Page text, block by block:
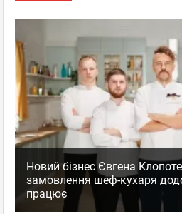
Новий бізнес Євгена
замовлення шеф-кухаря
працює